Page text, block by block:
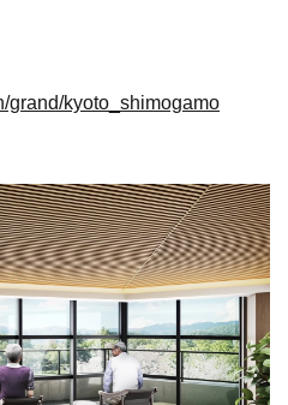
grand/kyoto_shimogamo